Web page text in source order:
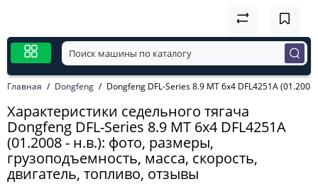
Главная Dongfeng Dongfeng DFL-Series 8.9 MT 6x4 DFL4251А (01.2008
Характеристики седельного тягача
Dongfeng DFL-Series 8.9 MT 6x4 DFL4251А
(01.2008 - н.в.): фото, размеры,
грузоподъемность, масса, скорость,
двигатель, топливо, отзывы